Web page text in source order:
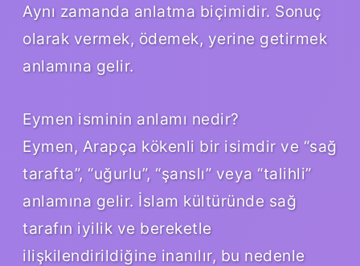
Aynı zamanda anlatma biçimidir. Sonuç
olarak vermek, ödemek, yerine getirmek
anlamına gelir.
Eymen isminin anlamı nedir?
Eymen, Arapça kökenli bir isimdir ve “sağ
tarafta”, “uğurlu”, “şanslı” veya “talihli”
anlamına gelir. İslam kültüründe sağ
tarafın iyilik ve bereketle
ilişkilendirildiğine inanılır, bu nedenle